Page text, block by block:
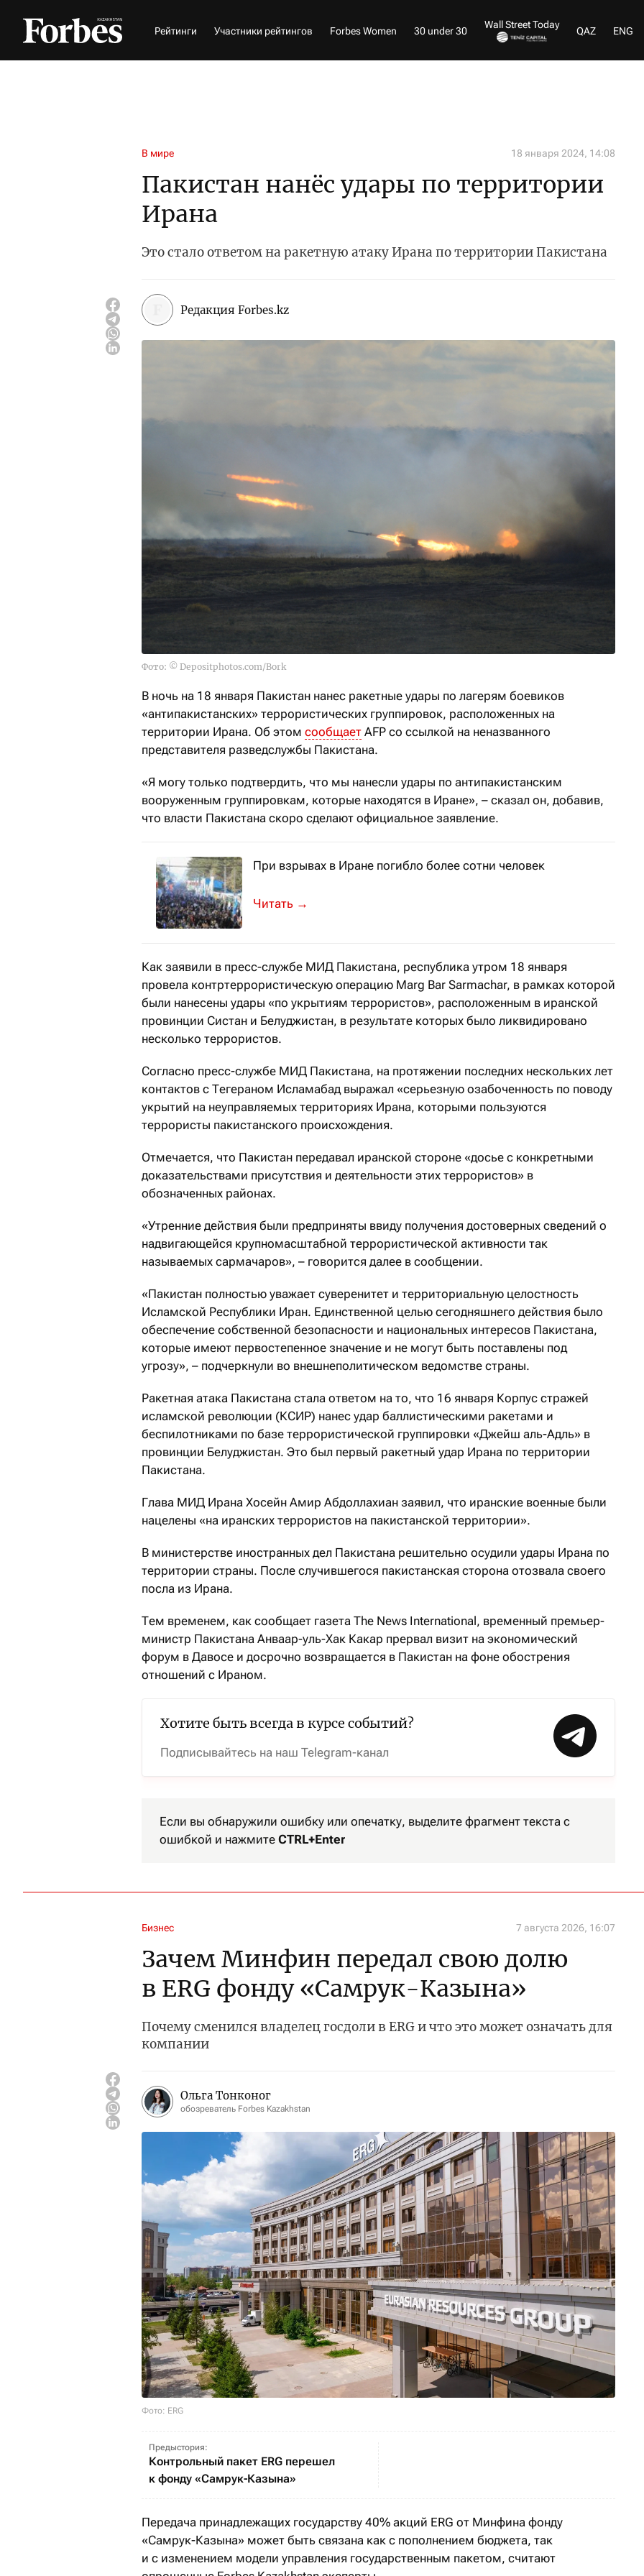
Рейтинги Участники рейтингов Forbes Women 30 under 30
Wall Street Today
QAZ ENG
В мире 18 января 2024, 14:08
Пакистан нанёс удары по территории
Ирана
Это стало ответом на ракетную атаку Ирана по территории Пакистана
Редакция Forbes.kz
Фото: © Depositphotos.com/Bork
В ночь на 18 января Пакистан нанес ракетные удары по лагерям боевиков
«антипакистанских» террористических группировок, расположенных на
территории Ирана. Об этом сообщает AFP со ссылкой на неназванного
представителя разведслужбы Пакистана.
«Я могу только подтвердить, что мы нанесли удары по антипакистанским
вооруженным группировкам, которые находятся в Иране», – сказал он, добавив,
что власти Пакистана скоро сделают официальное заявление.
При взрывах в Иране погибло более сотни человек
Власти страны назвали взрывы терактом
→
Как заявили в пресс-службе МИД Пакистана, республика утром 18 января
провела контртеррористическую операцию Marg Bar Sarmachar, в рамках которой
были нанесены удары «по укрытиям террористов», расположенным в иранской
провинции Систан и Белуджистан, в результате которых было ликвидировано
несколько террористов.
Согласно пресс-службе МИД Пакистана, на протяжении последних нескольких лет
контактов с Тегераном Исламабад выражал «серьезную озабоченность по поводу
укрытий на неуправляемых территориях Ирана, которыми пользуются
террористы пакистанского происхождения.
Отмечается, что Пакистан передавал иранской стороне «досье с конкретными
доказательствами присутствия и деятельности этих террористов» в
обозначенных районах.
«Утренние действия были предприняты ввиду получения достоверных сведений о
надвигающейся крупномасштабной террористической активности так
называемых сармачаров», – говорится далее в сообщении.
«Пакистан полностью уважает суверенитет и территориальную целостность
Исламской Республики Иран. Единственной целью сегодняшнего действия было
обеспечение собственной безопасности и национальных интересов Пакистана,
которые имеют первостепенное значение и не могут быть поставлены под
угрозу», – подчеркнули во внешнеполитическом ведомстве страны.
Ракетная атака Пакистана стала ответом на то, что 16 января Корпус стражей
исламской революции (КСИР) нанес удар баллистическими ракетами и
беспилотниками по базе террористической группировки «Джейш аль-Адль» в
провинции Белуджистан. Это был первый ракетный удар Ирана по территории
Пакистана.
Глава МИД Ирана Хосейн Амир Абдоллахиан заявил, что иранские военные были
нацелены «на иранских террористов на пакистанской территории».
В министерстве иностранных дел Пакистана решительно осудили удары Ирана по
территории страны. После случившегося пакистанская сторона отозвала своего
посла из Ирана.
Тем временем, как сообщает газета The News International, временный премьер-
министр Пакистана Анваар-уль-Хак Какар прервал визит на экономический
форум в Давосе и досрочно возвращается в Пакистан на фоне обострения
отношений с Ираном.
Хотите быть всегда в курсе событий?
Подписывайтесь на наш Telegram-канал
Если вы обнаружили ошибку или опечатку, выделите фрагмент текста с
ошибкой и нажмите CTRL+Enter
Бизнес 7 августа 2026, 16:07
Зачем Минфин передал свою долю
в ERG фонду «Самрук-Казына»
Почему сменился владелец госдоли в ERG и что это может означать для
компании
Ольга Тонконог
обозреватель Forbes Kazakhstan
Фото: ERG
Предыстория:
Контрольный пакет ERG перешел
к фонду «Самрук-Казына»
Передача принадлежащих государству 40% акций ERG от Минфина фонду
«Самрук-Казына» может быть связана как с пополнением бюджета, так
и с изменением модели управления государственным пакетом, считают